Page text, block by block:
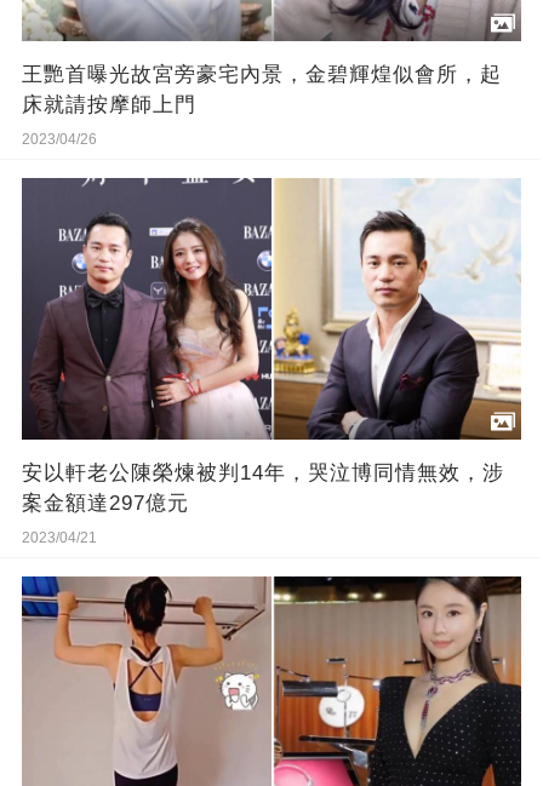
王艷首曝光故宮旁豪宅內景，金碧輝煌似會所，起
床就請按摩師上門
2023/04/26
安以軒老公陳榮煉被判14年，哭泣博同情無效，涉
案金額達297億元
2023/04/21